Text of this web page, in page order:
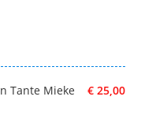
€ 25,00
Tante Mieke